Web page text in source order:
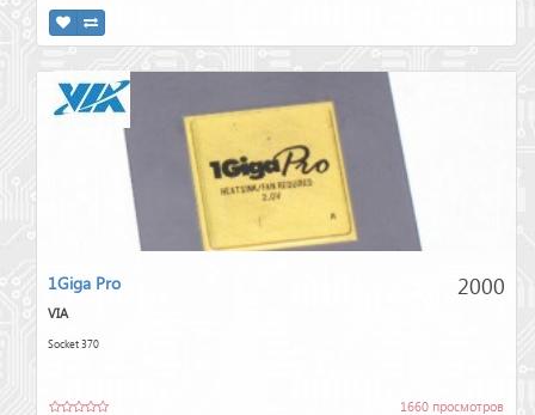
2000
1Giga Pro
VIA
Socket 370
1660 просмотров